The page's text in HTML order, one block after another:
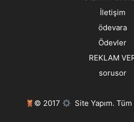
İletişim
ödevara
Ödevler
REKLAM
sorusor
© 2017 Site Yapım. Tüm